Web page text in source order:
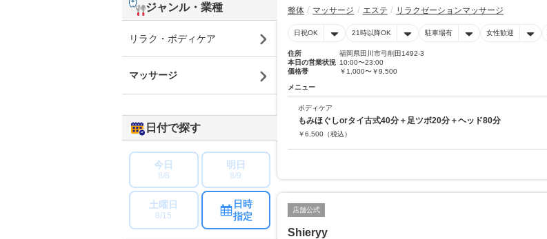
整体 マッサージ エステ リラクゼーションマッサージ
日祝OK 21時以降OK 駐車場有 女性歓迎
住所
福岡県田川市弓削田1492-3
本日の営業状況 10:00〜23:00
価格帯
￥1,000〜￥9,500
メニュー
ボディケア
もみほぐしorタイ古式40分＋足ツボ20分＋ヘッド80分
￥6,500 （税込）
店舗公式
Shieryy
ジャンル・業種
リラク・ボディケア
マッサージ
日付で探す
今日
8/8
明日
8/9
土曜日
8/15
日時
指定